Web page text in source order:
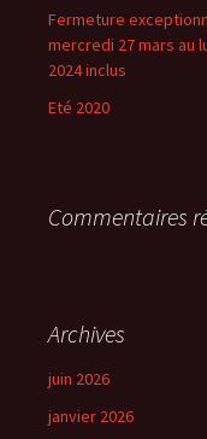
Fermeture
mercredi 27 mars au
2024 inclus
Eté 2020
Commentaires
Archives
juin 2026
janvier 2026